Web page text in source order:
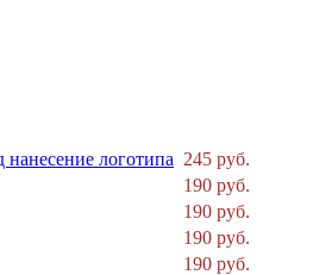
нанесение логотипа 245 руб.
190 руб.
190 руб.
190 руб.
190 руб.